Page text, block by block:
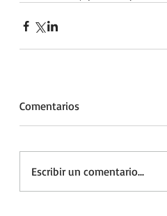
Comentarios
Escribir un comentario...